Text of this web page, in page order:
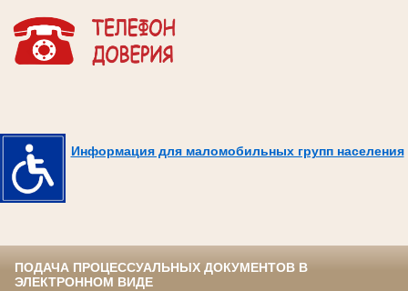
Информация для маломобильных групп населения
ПОДАЧА ПРОЦЕССУАЛЬНЫХ ДОКУМЕНТОВ В
ЭЛЕКТРОННОМ ВИДЕ